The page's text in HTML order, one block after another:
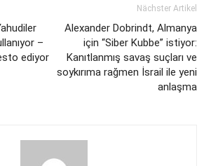
–
ediyor
Nächster Artikel
Alexander Dobrindt, Almanya
için “Siber Kubbe” istiyor:
Kanıtlanmış savaş suçları ve
soykırıma rağmen İsrail ile yeni
anlaşma